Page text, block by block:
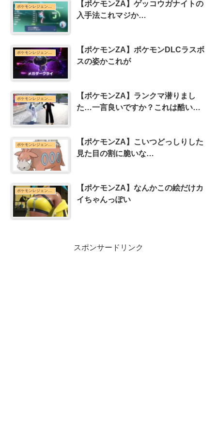
【ポケモンZA】ゲッコウガナイトの
入手法これマジか…
【ポケモンZA】ポケモンDLCラスボ
スの姿かこれが
ポケモンレジェンズZ-Aまとめ
【ポケモンZA】ランクマ潜りまし
た…一言良いですか？これは酷い…
ポケモンレジェンズZ-Aまとめ
【ポケモンZA】こいつどっしりした
見た目の割に脆いな…
ポケモンレジェンズZ-Aまとめ
【ポケモンZA】なんかこの絵だけカ
イちゃんっぽい
スポンサードリンク